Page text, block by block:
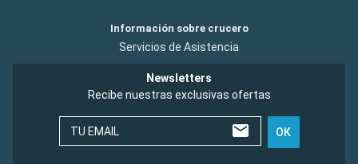
Información sobre crucero
Servicios de Asistencia
Newsletters
Recibe nuestras exclusivas ofertas
TU EMAIL OK